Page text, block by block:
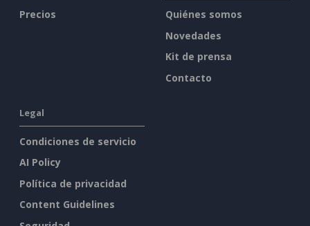
Precios
Quiénes somos
Novedades
Kit de prensa
Contacto
Legal
Condiciones de servicio
AI Policy
Política de privacidad
Content Guidelines